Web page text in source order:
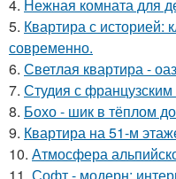
4. Нежная комната для
5. Квартира с историей:
современно.
6. Светлая квартира -
7. Студия с
8. Бохо - шик в тёплом
9. Квартира на 51-м
10. Атмосфера
11. Софт - модерн: